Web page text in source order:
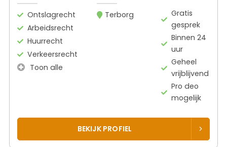
Ontslagrecht
Arbeidsrecht
Huurrecht
Verkeersrecht
Toon alle
Terborg
Gratis
gesprek
Binnen 24
uur
Geheel
vrijblijvend
Pro deo
mogelijk
BEKIJK PROFIEL